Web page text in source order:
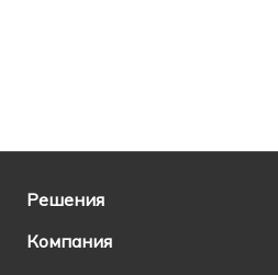
Решения
Компания